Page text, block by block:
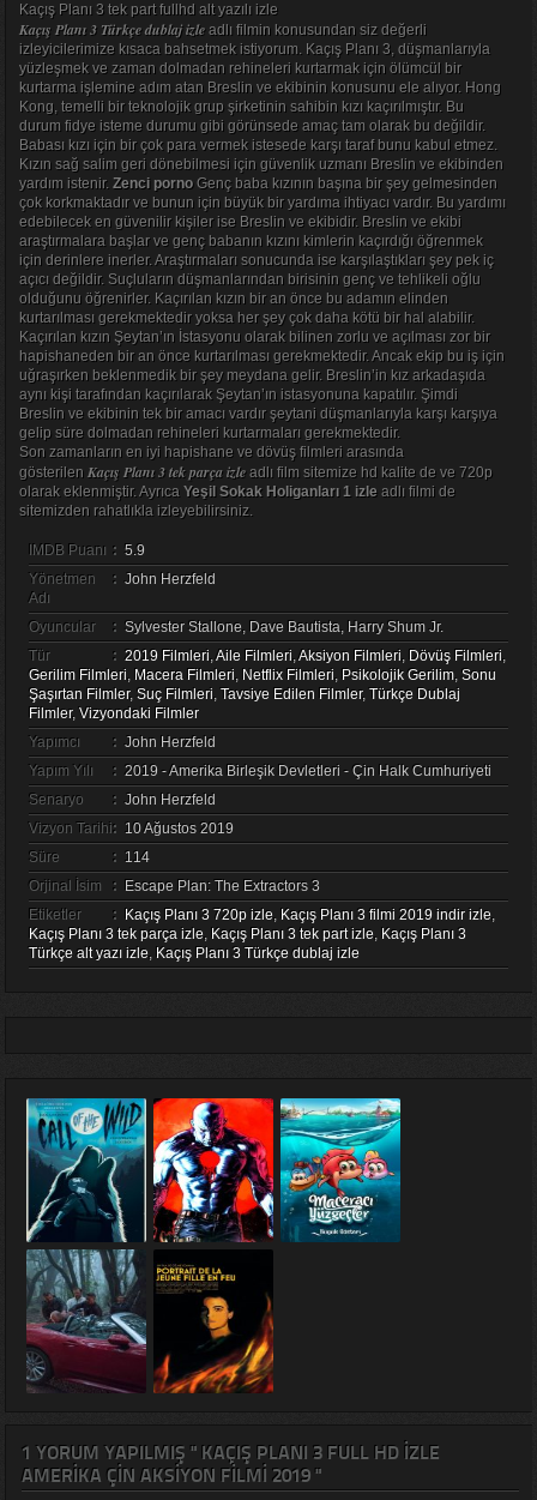
Kaçış Planı 3 tek part fullhd alt yazılı izle
Kaçış Planı 3 Türkçe dublaj izleadlı filmin konusundan siz değerli
izleyicilerimize kısaca bahsetmek istiyorum. Kaçış Planı 3, düşmanlarıyla
yüzleşmek ve zaman dolmadan rehineleri kurtarmak için ölümcül bir
kurtarma işlemine adım atan Breslin ve ekibinin konusunu ele alıyor. Hong
Kong, temelli bir teknolojik grup şirketinin sahibin kızı kaçırılmıştır. Bu
durum fidye isteme durumu gibi görünsede amaç tam olarak bu değildir.
Babası kızı için bir çok para vermek istesede karşı taraf bunu kabul etmez.
Kızın sağ salim geri dönebilmesi için güvenlik uzmanı Breslin ve ekibinden
yardım istenir. Zenci pornoGenç baba kızının başına bir şey gelmesinden
çok korkmaktadır ve bunun için büyük bir yardıma ihtiyacı vardır. Bu yardımı
edebilecek en güvenilir kişiler ise Breslin ve ekibidir. Breslin ve ekibi
araştırmalara başlar ve genç babanın kızını kimlerin kaçırdığı öğrenmek
için derinlere inerler. Araştırmaları sonucunda ise karşılaştıkları şey pek iç
açıcı değildir. Suçluların düşmanlarından birisinin genç ve tehlikeli oğlu
olduğunu öğrenirler. Kaçırılan kızın bir an önce bu adamın elinden
kurtarılması gerekmektedir yoksa her şey çok daha kötü bir hal alabilir.
Kaçırılan kızın Şeytan’ın İstasyonu olarak bilinen zorlu ve açılması zor bir
hapishaneden bir an önce kurtarılması gerekmektedir. Ancak ekip bu iş için
uğraşırken beklenmedik bir şey meydana gelir. Breslin’in kız arkadaşıda
aynı kişi tarafından kaçırılarak Şeytan’ın istasyonuna kapatılır. Şimdi
Breslin ve ekibinin tek bir amacı vardır şeytani düşmanlarıyla karşı karşıya
gelip süre dolmadan rehineleri kurtarmaları gerekmektedir.
Son zamanların en iyi hapishane ve dövüş filmleri arasında
gösterilen Kaçış Planı 3 tek parça izleadlı film sitemize hd kalite de ve 720p
olarak eklenmiştir. Ayrıca Yeşil Sokak Holiganları 1 izleadlı filmi de
sitemizden rahatlıkla izleyebilirsiniz.
IMDB Puanı : 5.9
Yönetmen
Adı
: John Herzfeld
Oyuncular : Sylvester Stallone, Dave Bautista, Harry Shum Jr.
Tür
: 2019 Filmleri,Aile Filmleri,Aksiyon Filmleri, Dövüş Filmleri,
Gerilim Filmleri, Macera Filmleri, Netflix Filmleri, Psikolojik Gerilim, Sonu
Şaşırtan Filmler, Suç Filmleri, Tavsiye Edilen Filmler, Türkçe Dublaj
Filmler, Vizyondaki Filmler
Yapımcı
: John Herzfeld
Yapım Yılı
: 2019 - Amerika Birleşik Devletleri - Çin Halk Cumhuriyeti
Senaryo
: John Herzfeld
Vizyon Tarihi: 10 Ağustos 2019
Süre
: 114
Orjinal İsim
: Escape Plan: The Extractors 3
Etiketler
: Kaçış Planı 3 720p izle, Kaçış Planı 3 filmi 2019 indir izle,
Kaçış Planı 3 tek parça izle, Kaçış Planı 3 tek part izle, Kaçış Planı 3
Türkçe alt yazı izle, Kaçış Planı 3 Türkçe dublaj izle
1 YORUM YAPILMIŞ " KAÇIŞ PLANI 3 FULL HD IZLE
AMERIKA ÇIN AKSIYON FILMI 2019 "